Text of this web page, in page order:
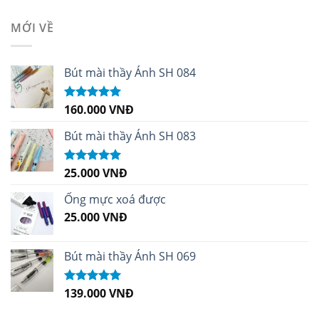
MỚI VỀ
Bút mài thầy Ánh SH 084
Được xếp
sao
160.000VNĐ
Bút mài thầy Ánh SH 083
Được xếp
sao
25.000VNĐ
Ống mực xoá được
25.000VNĐ
Bút mài thầy Ánh SH 069
Được xếp
139.000VNĐ